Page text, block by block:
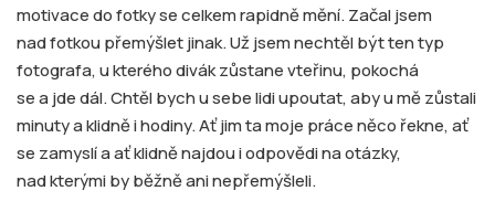
motivace do fotky se celkem rapidně mění. Začal jsem
nad fotkou přemýšlet jinak. Už jsem nechtěl být ten typ
fotografa, u kterého divák zůstane vteřinu, pokochá
se a jde dál. Chtěl bych u sebe lidi upoutat, aby u mě zůstali
minuty a klidně i hodiny. Ať jim ta moje práce něco řekne, ať
se zamyslí a ať klidně najdou i odpovědi na otázky,
nad kterými by běžně ani nepřemýšleli.